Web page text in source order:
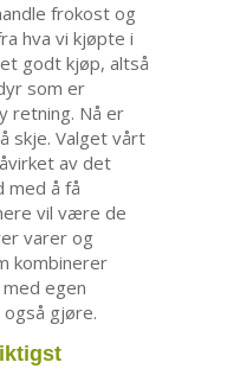
frokost og
hva vi kjøpte i
godt kjøp, altså
som er
retning. Nå er
skje. Valget vårt
av det
med å få
vil være de
varer og
kombinerer
egen
gjøre.